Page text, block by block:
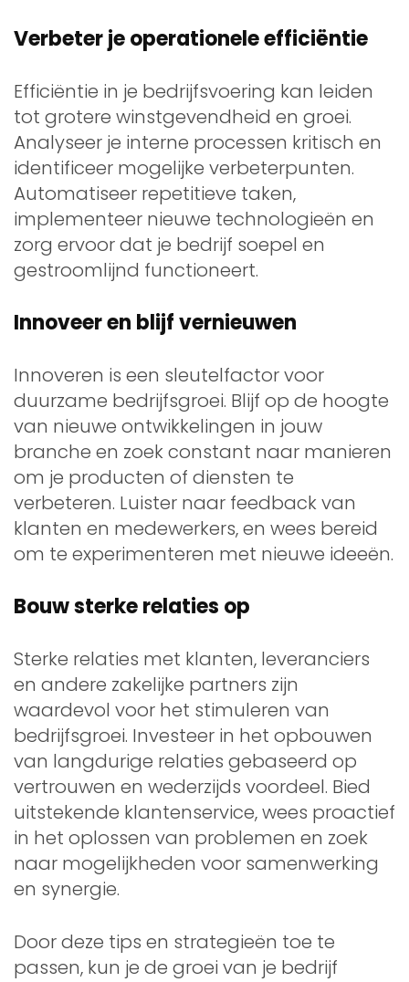
Verbeter je operationele efficiëntie
Efficiëntie in je bedrijfsvoering kan leiden
tot grotere winstgevendheid en groei.
Analyseer je interne processen kritisch en
identificeer mogelijke verbeterpunten.
Automatiseer repetitieve taken,
implementeer nieuwe technologieën en
zorg ervoor dat je bedrijf soepel en
gestroomlijnd functioneert.
Innoveer en blijf vernieuwen
Innoveren is een sleutelfactor voor
duurzame bedrijfsgroei. Blijf op de hoogte
van nieuwe ontwikkelingen in jouw
branche en zoek constant naar manieren
om je producten of diensten te
verbeteren. Luister naar feedback van
klanten en medewerkers, en wees bereid
om te experimenteren met nieuwe ideeën.
Bouw sterke relaties op
Sterke relaties met klanten, leveranciers
en andere zakelijke partners zijn
waardevol voor het stimuleren van
bedrijfsgroei. Investeer in het opbouwen
van langdurige relaties gebaseerd op
vertrouwen en wederzijds voordeel. Bied
uitstekende klantenservice, wees proactief
in het oplossen van problemen en zoek
naar mogelijkheden voor samenwerking
en synergie.
Door deze tips en strategieën toe te
passen, kun je de groei van je bedrijf